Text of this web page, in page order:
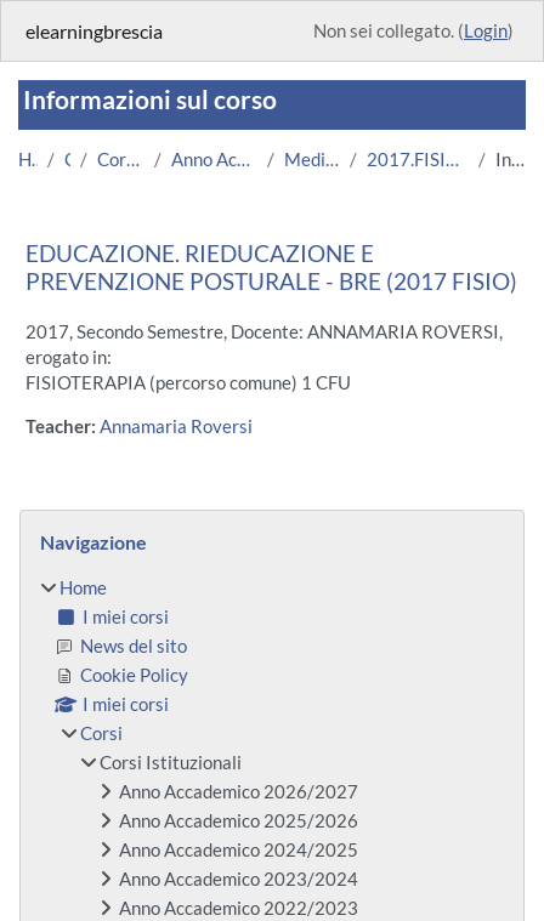
elearningbrescia Non sei collegato. (Login)
Informazioni sul corso
Home Corsi Corsi Istituzionali Anno Accademico 2017/2018 Medicina e Chirurgia 2017.FISIO.A000029_BRE-11336 Introduzione
EDUCAZIONE. RIEDUCAZIONE E
PREVENZIONE POSTURALE - BRE (2017 FISIO)
2017, Secondo Semestre, Docente: ANNAMARIA ROVERSI,
erogato in:
FISIOTERAPIA (percorso comune) 1 CFU
Teacher: Annamaria Roversi
Blocchi
Navigazione
Home
I miei corsi
News del sito
Cookie Policy
I miei corsi
Corsi
Corsi Istituzionali
Anno Accademico 2026/2027
Anno Accademico 2025/2026
Anno Accademico 2024/2025
Anno Accademico 2023/2024
Anno Accademico 2022/2023